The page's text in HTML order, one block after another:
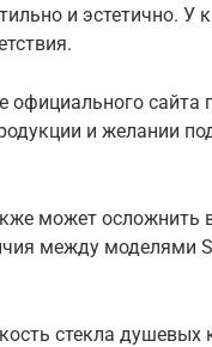
и эстетично. У
официального сайта
и желании
может осложнить
между моделями
стекла душевых